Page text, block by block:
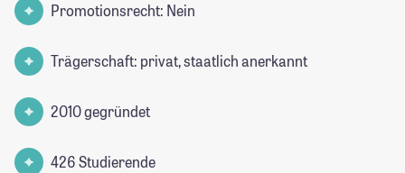
Promotionsrecht: Nein
Trägerschaft: privat, staatlich anerkannt
2010 gegründet
426 Studierende